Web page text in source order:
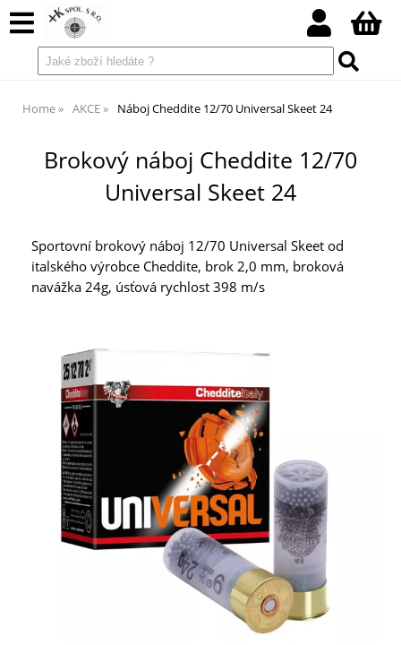
Home AKCE Náboj Cheddite 12/70 Universal Skeet 24
Brokový náboj Cheddite 12/70
Universal Skeet 24
Sportovní brokový náboj 12/70 Universal Skeet od
italského výrobce Cheddite, brok 2,0 mm, broková
navážka 24g, úsťová rychlost 398 m/s